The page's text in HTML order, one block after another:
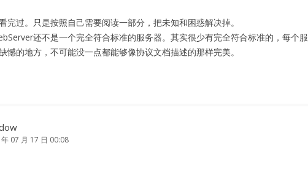
完过。只是按照自己需要阅读一部分，把未知和困惑解决掉。
还不是一个完全符合标准的服务器。其实很少有完全符合标准的，每个服
憾的地方，不可能没一点都能够像协议文档描述的那样完美。
07 月 17 日 00:08